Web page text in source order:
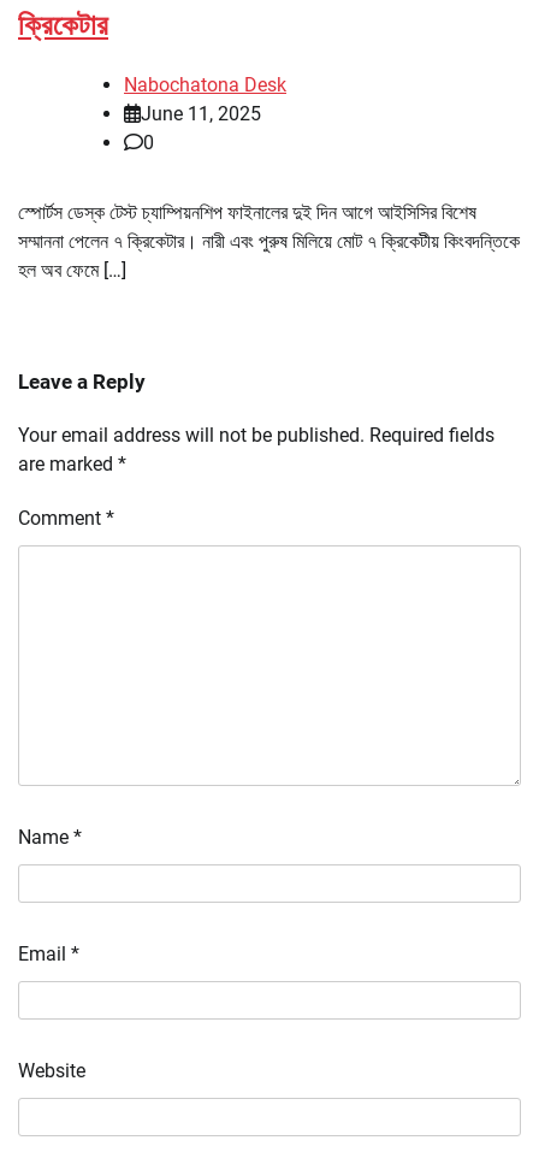
ক্রিকেটার
Nabochatona Desk
June 11, 2025
0
স্পোর্টস ডেস্ক টেস্ট চ্যাম্পিয়নশিপ ফাইনালের দুই দিন আগে আইসিসির বিশেষ
সম্মাননা পেলেন ৭ ক্রিকেটার। নারী এবং পুরুষ মিলিয়ে মোট ৭ ক্রিকেটীয় কিংবদন্তিকে
হল অব ফেমে […]
Leave a Reply
Your email address will not be published. Required fields
are marked *
Comment *
Name *
Email *
Website